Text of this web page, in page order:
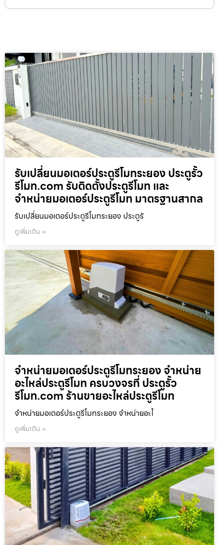
รับเปลี่ยนมอเตอร์ประตูรีโมทระยอง ประตูรั้ว
รีโมท.com รับติดตั้งประตูรีโมท และ
จำหน่ายมอเตอร์ประตูรีโมท มาตรฐานสากล
รับเปลี่ยนมอเตอร์ประตูรีโมทระยอง ประตูรั
ดูเพิ่มเติม »
จำหน่ายมอเตอร์ประตูรีโมทระยอง จำหน่าย
อะไหล่ประตูรีโมท ครบวงจรที่ ประตูรั้ว
รีโมท.com ร้านขายอะไหล่ประตูรีโมท
จำหน่ายมอเตอร์ประตูรีโมทระยอง จำหน่ายอะไ
ดูเพิ่มเติม »